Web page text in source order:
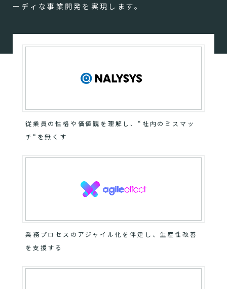
ーディな事業開発を実現します。
従業員の性格や価値観を理解し、“社内のミスマッ
チ“を無くす
業務プロセスのアジャイル化を伴走し、生産性改善
を支援する